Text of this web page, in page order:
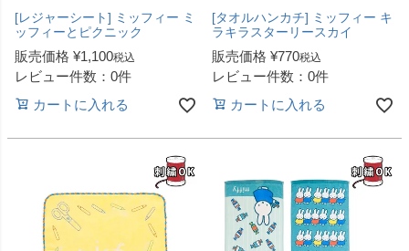
[レジャーシート] ミッフィー ミ
ッフィーとピクニック
販売価格 ¥1,100税込
レビュー件数：0件
カートに入れる
[タオルハンカチ] ミッフィー キ
ラキラスターリースカイ
販売価格 ¥770税込
レビュー件数：0件
カートに入れる